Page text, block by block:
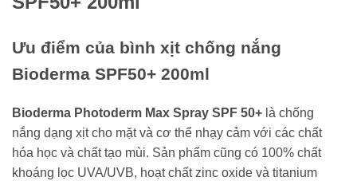
Ưu điểm của bình xịt chống nắng
Bioderma SPF50+ 200ml
Bioderma Photoderm Max Spray SPF 50+ là chống
nắng dạng xịt cho mặt và cơ thể nhạy cảm với các chất
hóa học và chất tạo mùi. Sản phẩm cũng có 100% chất
khoáng lọc UVA/UVB, hoạt chất zinc oxide và titanium